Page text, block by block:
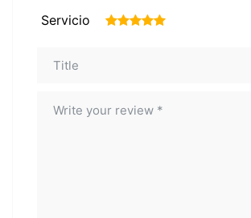
Servicio 5
4
3
2